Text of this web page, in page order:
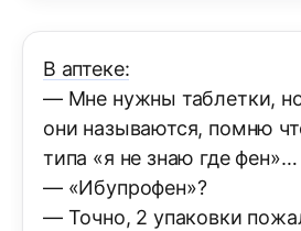
В аптеке:
— Мне нужны таблетки,
они называются, помню
типа «я не знаю где фен»…
— «Ибупрофен»?
— Точно, 2 упаковки